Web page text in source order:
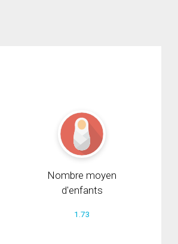
Nombre moyen
d'enfants
1.73